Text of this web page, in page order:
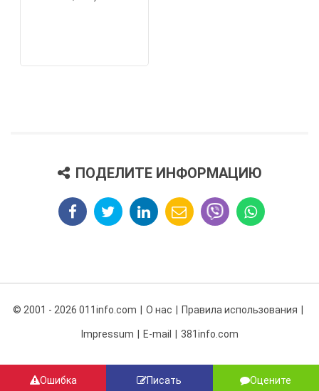
ПОДЕЛИТЕ ИНФОРМАЦИЮ
Ошибка Писать Оцените
© 2001 - 2026 011info.com О нас Правила использования
Impressum E-mail 381info.com